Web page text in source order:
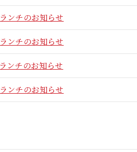
ンチのお知らせ
ンチのお知らせ
ンチのお知らせ
ンチのお知らせ